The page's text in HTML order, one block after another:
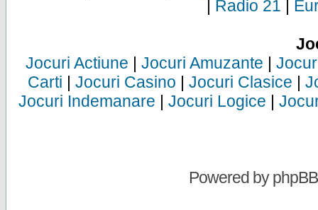
| Radio 21 |
Jocuri Actiune | Jocuri Amuzante |
Carti | Jocuri Casino | Jocuri Clasice |
Jocuri Indemanare | Jocuri Logice |
Powered byphpBB